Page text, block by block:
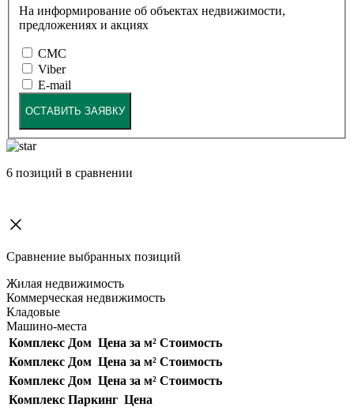
На информирование об объектах недвижимости,
предложениях и акциях
СМС
Viber
E-mail
ОСТАВИТЬ ЗАЯВКУ
6 позиций в сравнении
Сравнение выбранных позиций
Жилая недвижимость
Коммерческая недвижимость
Кладовые
Машино-места
Комплекс Дом Цена за м² Стоимость
Комплекс Дом Цена за м² Стоимость
Комплекс Дом Цена за м² Стоимость
Комплекс Паркинг Цена